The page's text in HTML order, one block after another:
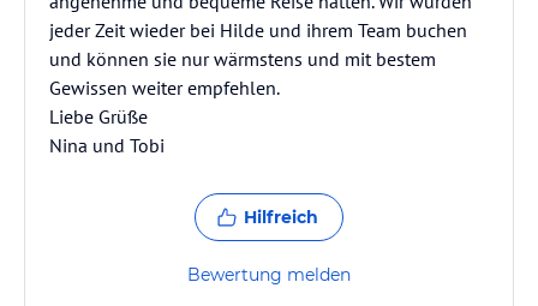
jeder Zeit wieder bei Hilde und ihrem Team buchen
und können sie nur wärmstens und mit bestem
Gewissen weiter empfehlen.
Liebe Grüße
Nina und Tobi
Hilfreich
Bewertung melden